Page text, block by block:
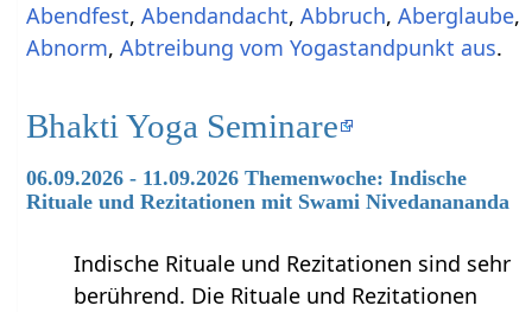
Abendfest,Abendandacht,Abbruch,Aberglaube,
Abnorm,Abtreibung vom Yogastandpunkt aus.
Bhakti Yoga Seminare
06.09.2026 - 11.09.2026 Themenwoche: Indische
Rituale und Rezitationen mit Swami Nivedanananda
Indische Rituale und Rezitationen sind sehr
berührend. Die Rituale und Rezitationen